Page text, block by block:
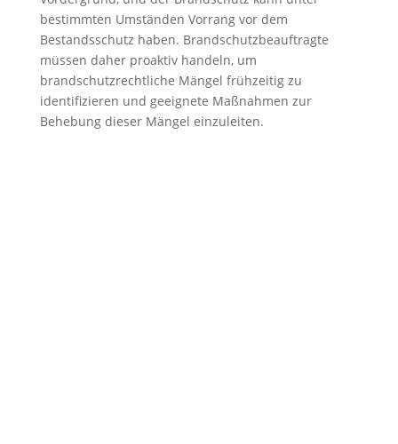
bestimmten Umständen Vorrang vor dem
Bestandsschutz haben. Brandschutzbeauftragte
müssen daher proaktiv handeln, um
brandschutzrechtliche Mängel frühzeitig zu
identifizieren und geeignete Maßnahmen zur
Behebung dieser Mängel einzuleiten.